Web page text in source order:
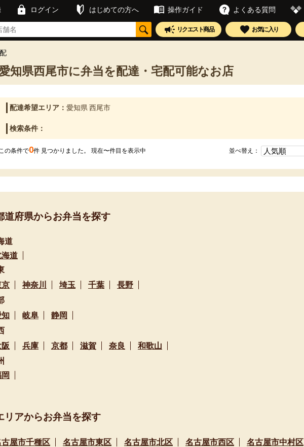
ログイン はじめての方へ 操作ガイド よくある質問
リクエスト商品 お気に入り
知県西尾市に弁当を配達・宅配可能なお店
配達希望エリア： 愛知県 西尾市
検索条件：
の条件で0件 見つかりました。 現在〜件目を表示中 並べ替え：
道府県からお弁当を探す
道
海道
京 神奈川 埼玉 千葉 長野
知 岐阜 静岡
阪 兵庫 京都 滋賀 奈良 和歌山
リアからお弁当を探す
古屋市千種区 名古屋市東区 名古屋市北区 名古屋市西区
名古屋市中村区